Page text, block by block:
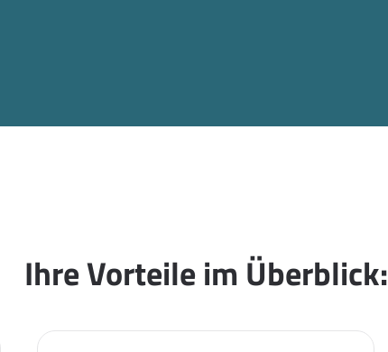
Ihre Vorteile im Überblick: